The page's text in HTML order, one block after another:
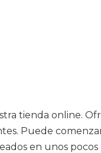
tienda online.
Puede
en unos